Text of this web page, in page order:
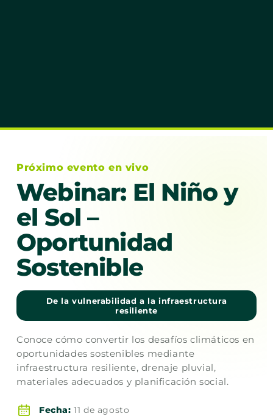
Próximo evento en vivo
Webinar: El Niño y
el Sol –
Oportunidad
Sostenible
De la vulnerabilidad a la infraestructura
resiliente
Conoce cómo convertir los desafíos climáticos en
oportunidades sostenibles mediante
infraestructura resiliente, drenaje pluvial,
materiales adecuados y planificación social.
Fecha: 11 de agosto